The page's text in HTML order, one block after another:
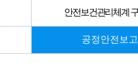
안전보건관리체계
공정안전보